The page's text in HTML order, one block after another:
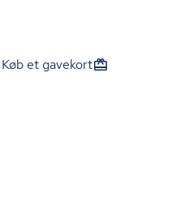
Køb et gavekort